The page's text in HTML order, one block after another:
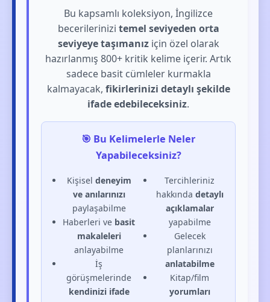
Bu kapsamlı koleksiyon, İngilizce
becerilerinizi temel seviyeden orta
seviyeye taşımanıziçin özel olarak
hazırlanmış 800+ kritik kelime içerir. Artık
sadece basit cümleler kurmakla
kalmayacak, fikirlerinizi detaylı şekilde
ifade edebileceksiniz.
🎯 Bu Kelimelerle Neler
Yapabileceksiniz?
Kişisel deneyim
ve anılarınızı
paylaşabilme
Haberleri ve basit
makaleleri
anlayabilme
İş
görüşmelerinde
kendinizi ifade
Tercihleriniz
hakkında detaylı
açıklamalar
yapabilme
Gelecek
planlarınızı
anlatabilme
Kitap/film
yorumları